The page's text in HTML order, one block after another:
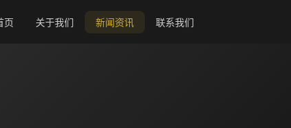
页 关于我们 新闻资讯 联系我们